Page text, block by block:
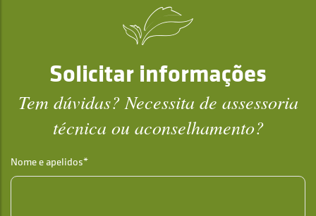
Solicitar informações
Tem dúvidas? Necessita de assessoria
técnica ou aconselhamento?
Nome e apelidos*